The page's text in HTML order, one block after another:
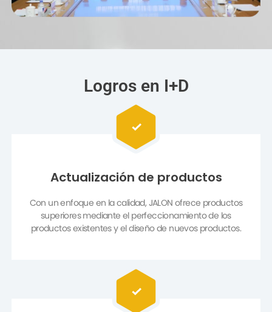
Logros en I+D
Actualización de productos
superiores mediante el perfeccionamiento de los
productos existentes y el diseño de nuevos productos.